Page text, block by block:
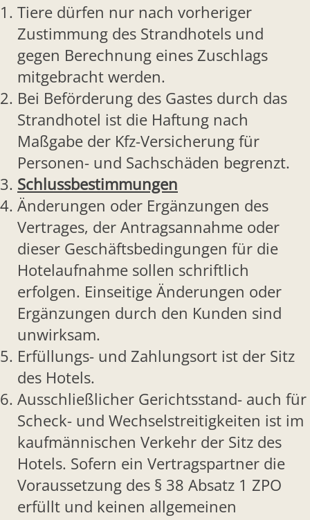
Tiere dürfen nur nach vorheriger
Zustimmung des Strandhotels und
gegen Berechnung eines Zuschlags
mitgebracht werden.
Bei Beförderung des Gastes durch das
Strandhotel ist die Haftung nach
Maßgabe der Kfz-Versicherung für
Personen- und Sachschäden begrenzt.
Schlussbestimmungen
Änderungen oder Ergänzungen des
Vertrages, der Antragsannahme oder
dieser Geschäftsbedingungen für die
Hotelaufnahme sollen schriftlich
erfolgen. Einseitige Änderungen oder
Ergänzungen durch den Kunden sind
unwirksam.
Erfüllungs- und Zahlungsort ist der Sitz
des Hotels.
Ausschließlicher Gerichtsstand- auch für
Scheck- und Wechselstreitigkeiten ist im
kaufmännischen Verkehr der Sitz des
Hotels. Sofern ein Vertragspartner die
Voraussetzung des § 38 Absatz 1 ZPO
erfüllt und keinen allgemeinen